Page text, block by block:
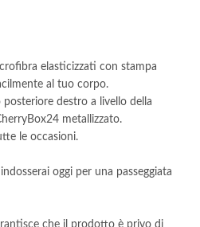
elasticizzati con stampa
al tuo corpo.
destro a livello della
metallizzato.
le occasioni.
oggi per una passeggiata
che il prodotto è privo di